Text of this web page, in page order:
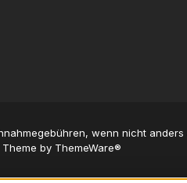
wenn nicht anders
by ThemeWare®